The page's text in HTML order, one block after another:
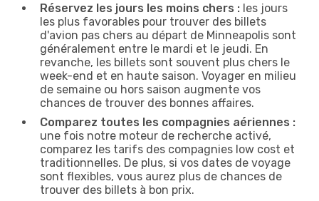
Réservez les jours les moins chers : les jours
les plus favorables pour trouver des billets
d'avion pas chers au départ de Minneapolis sont
généralement entre le mardi et le jeudi. En
revanche, les billets sont souvent plus chers le
week-end et en haute saison. Voyager en milieu
de semaine ou hors saison augmente vos
chances de trouver des bonnes affaires.
Comparez toutes les compagnies aériennes :
une fois notre moteur de recherche activé,
comparez les tarifs des compagnies low cost et
traditionnelles. De plus, si vos dates de voyage
sont flexibles, vous aurez plus de chances de
trouver des billets à bon prix.